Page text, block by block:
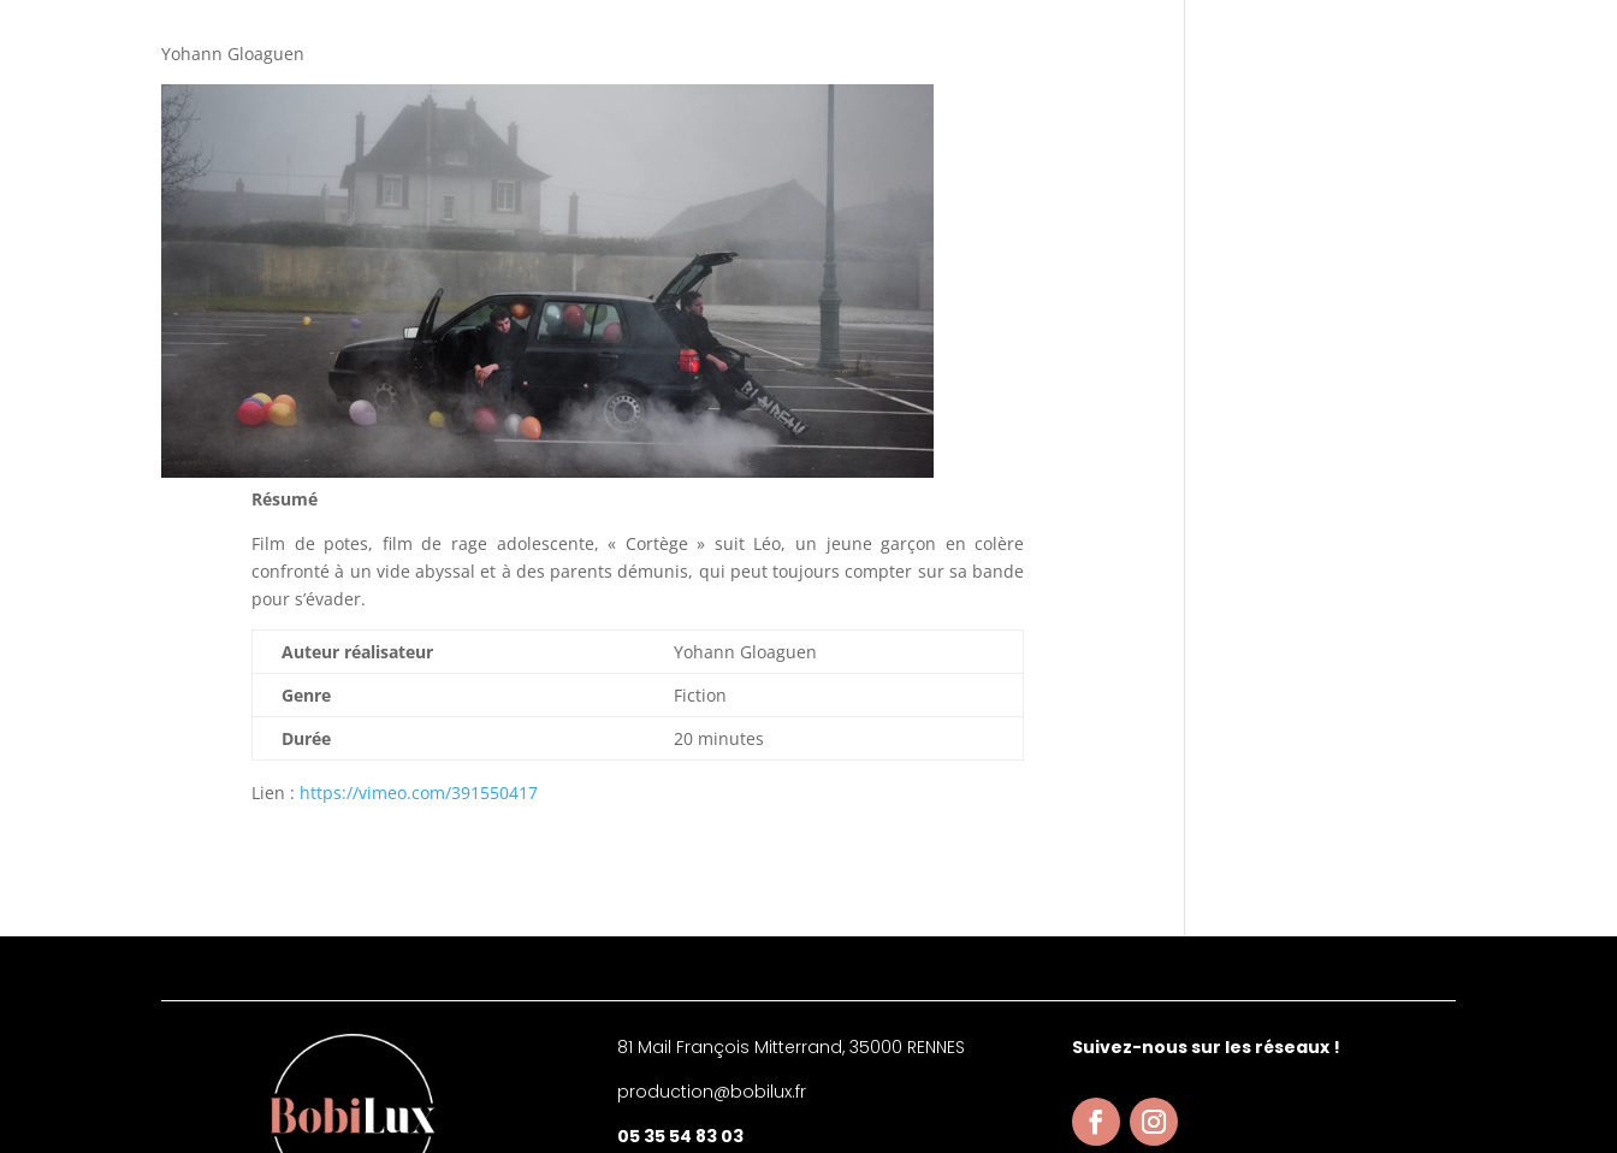
Yohann Gloaguen
Résumé
Film de potes, film de rage adolescente, « Cortège » suit Léo, un jeune garçon en colère
confronté à un vide abyssal et à des parents démunis, qui peut toujours compter sur sa bande
pour s’évader.
Auteur réalisateur
Yohann Gloaguen
Genre
Fiction
Durée
20 minutes
Lien : https://vimeo.com/391550417
81 Mail François Mitterrand, 35000 RENNES
production@bobilux.fr
05 35 54 83 03
Suivez-nous sur les réseaux !